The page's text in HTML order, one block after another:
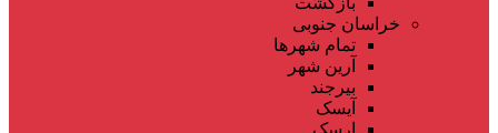
خراسان جنوبی
تمام شهر‌ها
آرین شهر
بیرجند
آیسک
ارسک